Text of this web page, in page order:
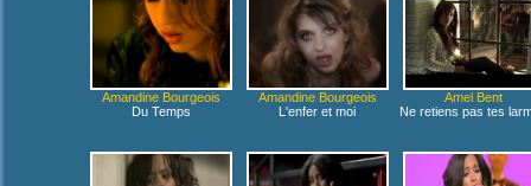
Amandine Bourgeois
Du Temps
Amandine Bourgeois
L'enfer et moi
Amel Bent
Ne retiens pas tes